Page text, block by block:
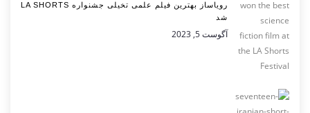
رویاساز بهترین فیلم علمی تخیلی جشنواره LA SHORTS
شد
آگوست 5, 2023